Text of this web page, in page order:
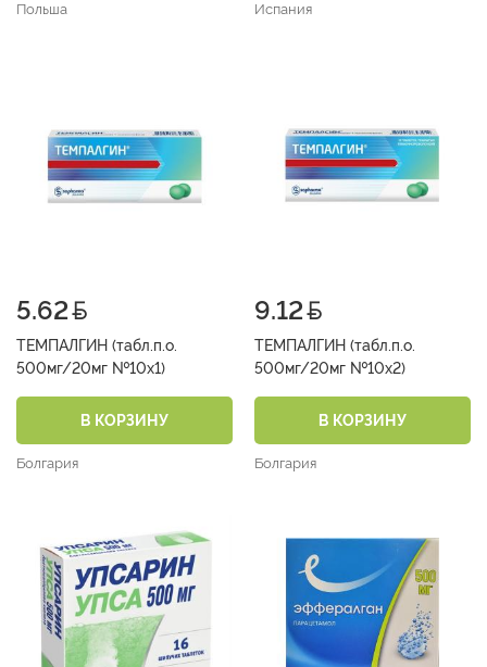
Польша Испания
5.62
ТЕМПАЛГИН (табл.п.о.
500мг/20мг №10х1)
В КОРЗИНУ
Болгария
9.12
ТЕМПАЛГИН (табл.п.о.
500мг/20мг №10х2)
В КОРЗИНУ
Болгария